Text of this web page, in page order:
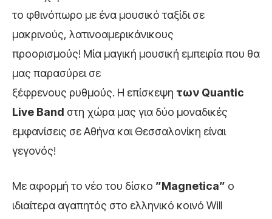
το φθινόπωρο με ένα μουσικό ταξίδι σε
μακρινούς, λατινοαμερικάνικους
προορισμούς! Μία μαγική μουσική εμπειρία που θα
μας παρασύρει σε
ξέφρενους ρυθμούς. H επίσκεψη των Quantic
Live Band στη χώρα μας για δύο μοναδικές
εμφανίσεις σε Αθήνα και Θεσσαλονίκη είναι
γεγονός!
Με αφορμή το νέο του δίσκο ”Magnetica” ο
ιδιαίτερα αγαπητός στο ελληνικό κοινό Will